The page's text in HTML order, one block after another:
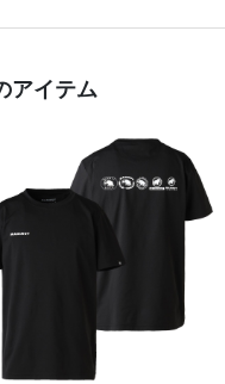
アイテム